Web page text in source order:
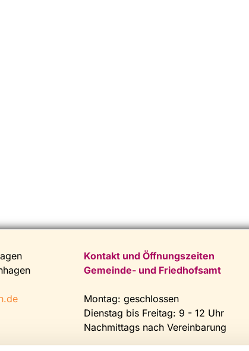
Kontakt und Öffnungszeiten
Gemeinde- und Friedhofsamt
Montag: geschlossen
Dienstag bis Freitag: 9 - 12 Uhr
Nachmittags nach Vereinbarung